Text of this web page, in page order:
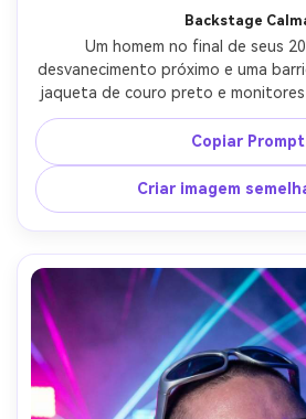
Backstage
Um homem no final de seus
desvanecimento próximo e uma
jaqueta de couro preto e monitores
redor do pescoço, encostado
tijolos nos bastidores com setlists
luzes práticas de tungstênio
50mm f/1.2, retrato do peito,
silenciosa, poros realistas e
nítidos, texturas sutis de grãos
Copiar Prompt
Criar imagem